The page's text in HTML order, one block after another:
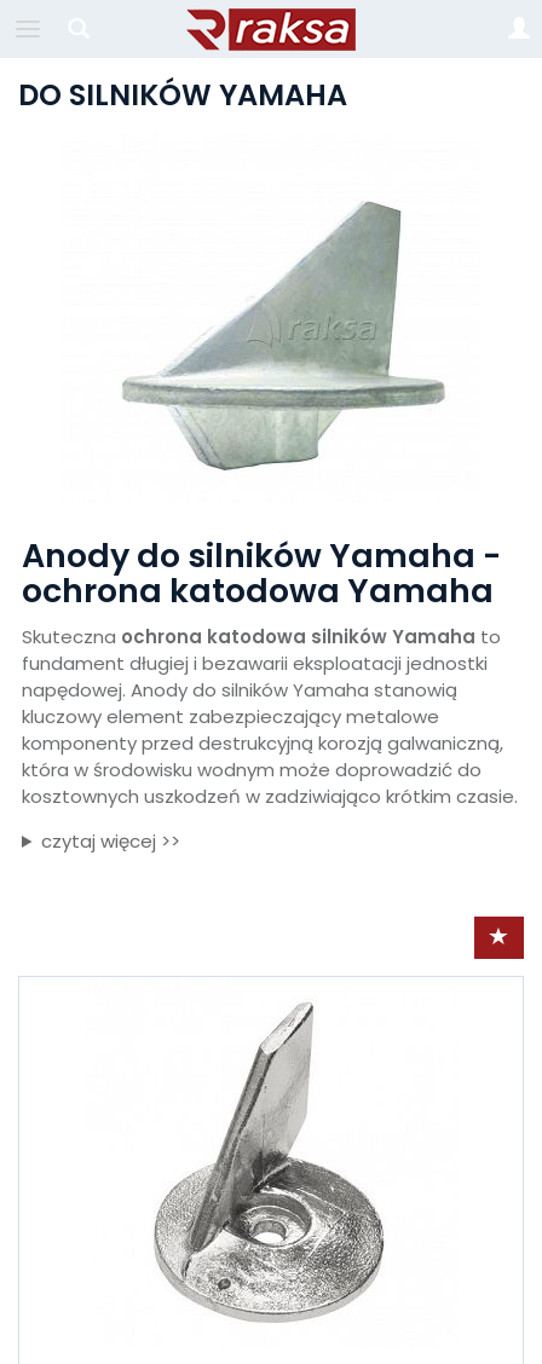
DO SILNIKÓW YAMAHA
Anody do silników Yamaha -
ochrona katodowa Yamaha
Skuteczna ochrona katodowa silników Yamaha to
fundament długiej i bezawarii eksploatacji jednostki
napędowej. Anody do silników Yamaha stanowią
kluczowy element zabezpieczający metalowe
komponenty przed destrukcyjną korozją galwaniczną,
która w środowisku wodnym może doprowadzić do
kosztownych uszkodzeń w zadziwiająco krótkim czasie.
czytaj więcej >>